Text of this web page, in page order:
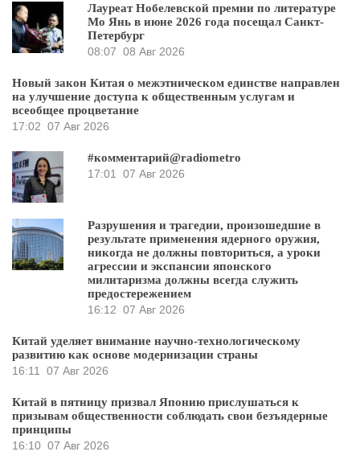
Лауреат Нобелевской премии по литературе
Мо Янь в июне 2026 года посещал Санкт-
Петербург
08:07 08 Авг 2026
Новый закон Китая о межэтническом единстве направлен
на улучшение доступа к общественным услугам и
всеобщее процветание
17:02 07 Авг 2026
#комментарий@radiometro
17:01
07 Авг 2026
Разрушения и трагедии, произошедшие в
результате применения ядерного оружия,
никогда не должны повториться, а уроки
агрессии и экспансии японского
милитаризма должны всегда служить
предостережением
16:12 07 Авг 2026
Китай уделяет внимание научно-технологическому
развитию как основе модернизации страны
16:11
07 Авг 2026
Китай в пятницу призвал Японию прислушаться к
призывам общественности соблюдать свои безъядерные
принципы
16:10 07 Авг 2026